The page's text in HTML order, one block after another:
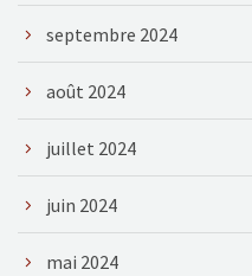
septembre 2024
août 2024
juillet 2024
juin 2024
mai 2024